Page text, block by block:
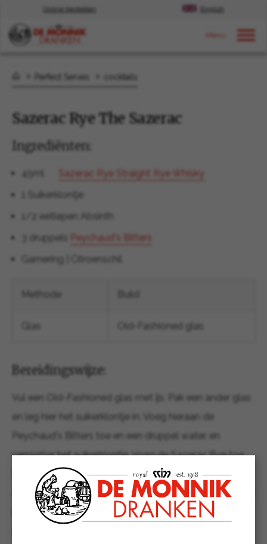
Online bestellen English
Perfect Serves cocktails
Sazerac Rye The Sazerac
Ingrediënten:
45ml
Sazerac Rye Straight Rye Whisky
1 Suikerklontje
1/2 eetlepen Absinth
3 druppels
Peychaud's Bitters
Garnering | Citroenschil
Methode
Glas Old-Fashioned glas
Bereidingswijze:
Vul een Old-Fashioned glas met ijs. Pak een ander glas
en leg hier het suikerklontje in. Voeg hieraan de
Peychaud's Bitters toe en een druppel water, en
verpletter het suikerklontje. Voeg de Sazerac Rye toe.
Pak nu weer het eerste glas en gooi het ijs weg. 'Coat'
dit glas met de absinth en giet weg wat over is. Giet het
mengsel van het tweede glas nu over in het eerste glas